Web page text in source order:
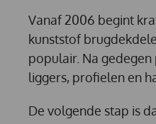
Vanaf 2006 begint
kunststof
populair. Na
liggers, profielen en
De volgende stap is